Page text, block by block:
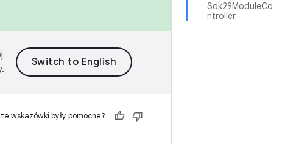
Sdk29ModuleCo
ntroller
wskazówki były pomocne?